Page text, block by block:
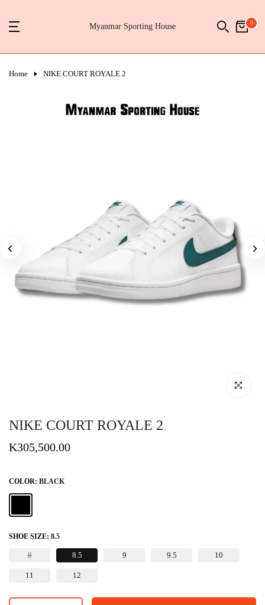
to
Myanmar Sporting House 0
Home NIKE COURT ROYALE 2
Click to
NIKE COURT ROYALE 2
K305,500.00
COLOR: BLACK
SHOE SIZE: 8.5
8 8.5 9 9.5 10
11 12